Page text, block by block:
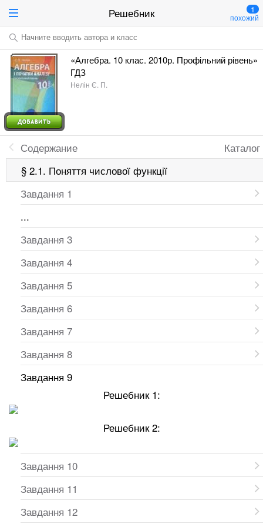
Решебник 1
похожий
Начните вводить автора и класс
«Алгебра. 10 клас. 2010р. Профільний рівень»
ГДЗ
Нелін Є. П.
Каталог
Содержание
§ 2.1. Поняття числової функції
Завдання 1
...
Завдання 3
Завдання 4
Завдання 5
Завдання 6
Завдання 7
Завдання 8
Завдання 9
Решебник 1:
Решебник 2:
Завдання 10
Завдання 11
Завдання 12